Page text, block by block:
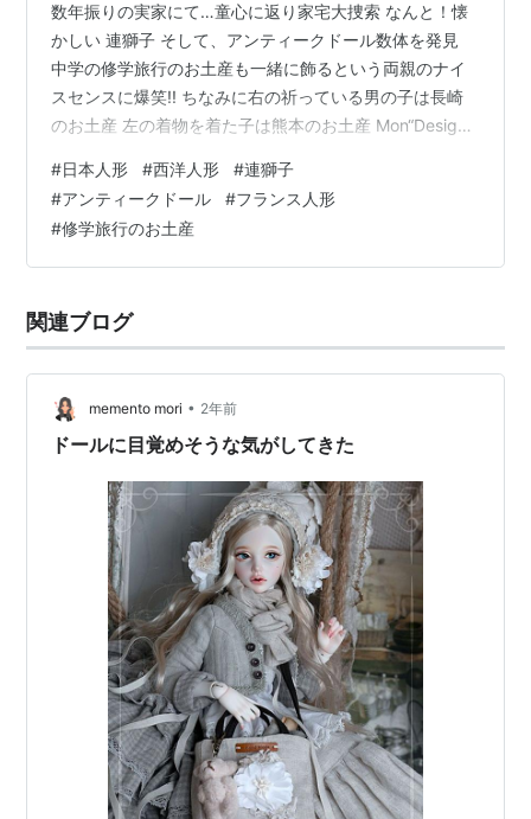
数年振りの実家にて…童心に返り家宅大捜索 なんと！懐
かしい 連獅子 そして、アンティークドール数体を発見
中学の修学旅行のお土産も一緒に飾るという両親のナイ
スセンスに爆笑!! ちなみに右の祈っている男の子は長崎
のお土産 左の着物を着た子は熊本のお土産 Mon“Design-
#日本人形 #西洋人形 #連獅子
#アンティークドール #フランス人形
#修学旅行のお土産
関連ブログ
memento mori • 2年前
ドールに目覚めそうな気がしてきた